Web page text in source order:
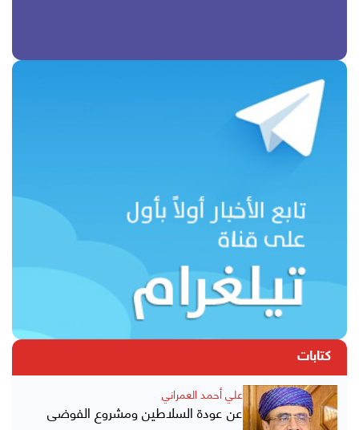
كتابات
علي أحمد العمراني
عن عودة السلاطين ومشروع الفوضى